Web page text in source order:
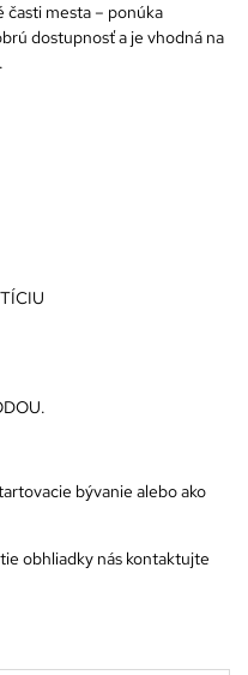
časti mesta – ponúka
dostupnosť a je vhodná na
bývanie alebo ako
obhliadky nás kontaktujte